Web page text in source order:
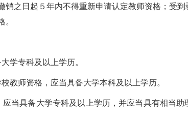
之日起５年内不得重新申请认定教师资格；受
。
学专科及以上学历。
教师资格，应当具备大学本科及以上学历。
当具备大学专科及以上学历，并应当具有相当